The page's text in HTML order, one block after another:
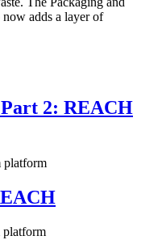
adds a layer of
2: REACH
platform